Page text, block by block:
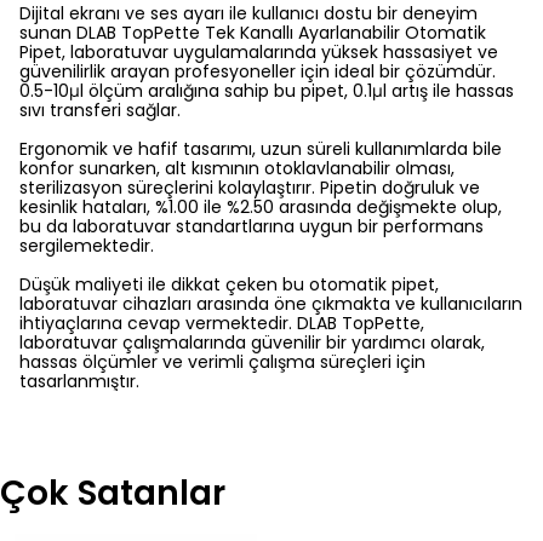
Dijital ekranı ve ses ayarı ile kullanıcı dostu bir deneyim
sunan DLAB TopPette Tek Kanallı Ayarlanabilir Otomatik
Pipet, laboratuvar uygulamalarında yüksek hassasiyet ve
güvenilirlik arayan profesyoneller için ideal bir çözümdür.
0.5-10μl ölçüm aralığına sahip bu pipet, 0.1μl artış ile hassas
sıvı transferi sağlar.
Ergonomik ve hafif tasarımı, uzun süreli kullanımlarda bile
konfor sunarken, alt kısmının otoklavlanabilir olması,
sterilizasyon süreçlerini kolaylaştırır. Pipetin doğruluk ve
kesinlik hataları, %1.00 ile %2.50 arasında değişmekte olup,
bu da laboratuvar standartlarına uygun bir performans
sergilemektedir.
Düşük maliyeti ile dikkat çeken bu otomatik pipet,
laboratuvar cihazları arasında öne çıkmakta ve kullanıcıların
ihtiyaçlarına cevap vermektedir. DLAB TopPette,
laboratuvar çalışmalarında güvenilir bir yardımcı olarak,
hassas ölçümler ve verimli çalışma süreçleri için
tasarlanmıştır.
Çok Satanlar